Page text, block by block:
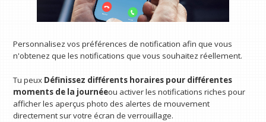
Personnalisez vos préférences de notification afin que vous
n'obtenez que les notifications que vous souhaitez réellement.
Tu peux Définissez différents horaires pour différentes
moments de la journéeou activer les notifications riches pour
afficher les aperçus photo des alertes de mouvement
directement sur votre écran de verrouillage.